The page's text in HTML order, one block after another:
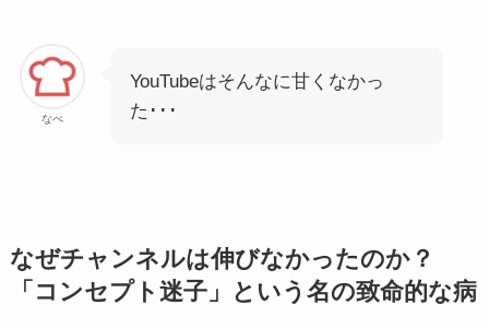
なべ
YouTubeはそんなに甘くなかっ
た･･･
なぜチャンネルは伸びなかったのか？
「コンセプト迷子」という名の致命的な病